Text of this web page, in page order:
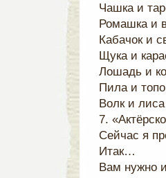
Чашка и
Ромашка и
Кабачок и
Щука и
Лошадь и
Пила и
Волк и
7.
Сейчас я
Итак…
Вам нужно